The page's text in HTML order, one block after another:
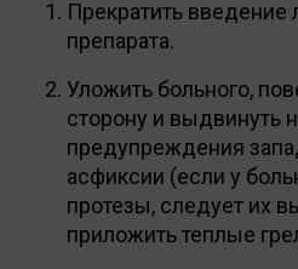
Прекратить введение
препарата.
Уложить больного,
сторону и
предупреждения
асфиксии (если у
протезы, следует их
приложить теплые